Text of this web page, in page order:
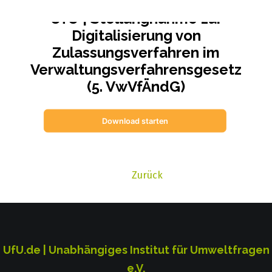
UfU | Stellungnahme zur
Digitalisierung von
Zulassungsverfahren im
Verwaltungsverfahrensgesetz
(5. VwVfÄndG)
Download starten
Zurück
UfU.de | Unabhängiges Institut für Umweltfragen
e.V.